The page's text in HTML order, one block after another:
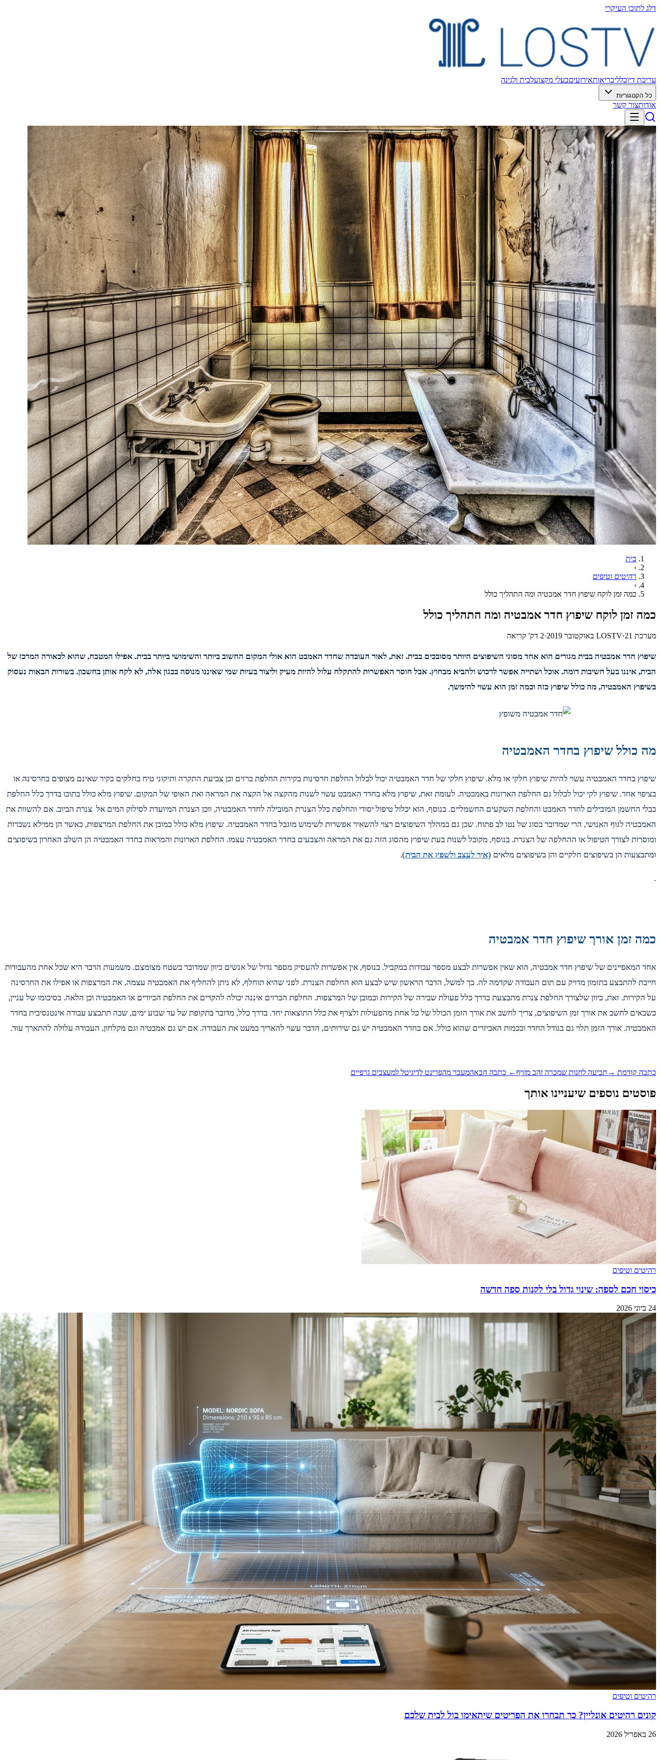
דלג לתוכן העיקרי
עריכת דיןכלליבריאותאירועיםבעלי מקצועלבית ולגינה
כל הקטגוריות
אודותצור קשר
בית
›
רהיטים וטיפים
›
כמה זמן לוקח שיפוץ חדר אמבטיה ומה התהליך כולל
כמה זמן לוקח שיפוץ חדר אמבטיה ומה התהליך כולל
מערכת LOSTV ·21 באוקטובר 2019 ·
2 דק' קריאה
שיפוץ חדר אמבטיה בבית מגורים הוא אחד מסוגי השיפוצים היותר מסובכים בבית. זאת, לאור העובדה שחדר האמבט הוא אולי המקום החשוב ביותר והשימושי ביותר בבית. אפילו המטבח, שהוא לכאורה המרכז של
הבית, איננו בעל חשיבות דומה. אוכל ושתייה אפשר לרכוש ולהביא מבחוץ. אבל חוסר האפשרות להתקלח עלול להיות מעיק וליצור בעיות שמי שאיננו מנוסה בכגון אלה, לא לקח אותן בחשבון. בשורות הבאות נעסוק
בשיפוץ האמבטיה, מה כולל שיפוץ כזה וכמה זמן הוא עשוי להימשך.
מה כולל שיפוץ בחדר האמבטיה
שיפוץ בחדר האמבטיה עשוי להיות שיפוץ חלקי או מלא. שיפוץ חלקי של חדר האמבטיה יכול לכלול החלפת חרסינות בקירות החלפת ברזים וכן צביעת התקרה ותיקוני טיח בחלקים בקיר שאינם מצופים בחרסינה או
בציפוי אחר. שיפוץ לקי יכול לכלול גם החלפת הארונות באמבטיה. לעומת זאת, שיפוץ מלא בחדר האמבט עשוי לשנות מהקצה אל הקצה את המראה ואת האופי של המקום. שיפוץ מלא כולל בתוכו בדרך כלל החלפת
כבלי החשמן המובילים לחדר האמבט והחלפת השקעים החשמליים. בנוסף, הוא יכלול טיפול יסודי והחלפת כלל הצנרת המובילה לחדר האמבטיה, ווכן הצנרת המיועדת לסילוק המים אל צנרת הביוב. אם להשוות את
האמבטיה לגוף האנושי, הרי שמדובר בסוג של נטו לב פתוח. שכן גם במהלך השיפוצים רצוי להשאיר אפשרות לשימוש מוגבל בחדר האמבטיה. שיפוץ מלא כולל כמובן את החלפת המרצפות, כאשר הן ממילא נשברות
ומוסרות לצורך הטיפול או ההחלפה של הצנרת. בנוסף, מקובל לשנות בעת שיפוץ מהסוג הזה גם את המראה והצבעים בחדר האמבטיה עצמו. החלפת הארונות והמראות בחדר האמבטיה הן השלב האחרון בשיפוצים
ומתבצעות הן בשיפוצים חלקיים והן בשיפוצים מלאים (איך לעצב ולשפץ את הבית).
.
כמה זמן אורך שיפוץ חדר אמבטיה
אחד המאפיינים של שיפוץ חדר אמבטיה, הוא שאין אפשרות לבצע מספר עבודות במקביל. בנוסף, אין אפשרות להעסיק מספר גדול של אנשים כיוון שמדובר בשטח מצומצם. משמעות הדבר היא שכל אחת מהעבודות
חייבת להתבצע בתזמון מדויק עם תום העבודה שקדמה לה. כך למשל, הדבר הראשון שיש לבצע הוא החלפת הצנרת. לפני שהיא תוחלף, לא ניתן להחליף את האמבטיה עצמה, את המרצפות או אפילו את החרסינה
על הקירות. זאת, כיוון שלצורך החלפת צנרת מתבצעת בדרך כלל פעולת שבירה של הקירות וכמובן של המרצפות. החלפת הברזים איננה יכולה להקדים את החלפת הכיורים או האמבטיה וכן הלאה. בסיכומו של עניין,
כשבאים לחשב את אורך זמן השיפוצים, צריך לחשב את אורך הזמן הכולל של כל אחת מהפעולות ולצרף את כלל התוצאות יחד. בדרך כלל, מדובר בתקופת של עד שבוע ימים, שבה תתבצע עבודה אינטנסיבית בחדר
האמבטיה. אורך הזמן תלוי גם בגודל החדר ובכמות האביזרים שהוא כולל. אם בחדר האמבטיה יש גם שירותים, הדבר עשוי להאריך במעט את העבודה. אם יש גם אמבטיה וגם מקלחון, העבודה עלולה להתארך עוד.
כתבה קודמת → תביעה לחנות שמכרה זהב מזויף← כתבה הבאהמעבר מהפרינט לדיגיטל למעצבים גרפיים
פוסטים נוספים שיעניינו אותך
רהיטים וטיפים
כיסוי חכם לספה: שינוי גדול בלי לקנות ספה חדשה
24 ביוני 2026
רהיטים וטיפים
קונים רהיטים אונליין? כך תבחרו את הפריטים שיתאימו בול לבית שלכם
26 באפריל 2026